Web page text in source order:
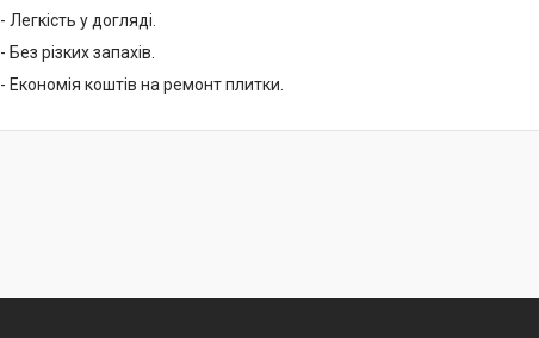
- Легкість у догляді.
- Без різких запахів.
- Економія коштів на ремонт плитки.